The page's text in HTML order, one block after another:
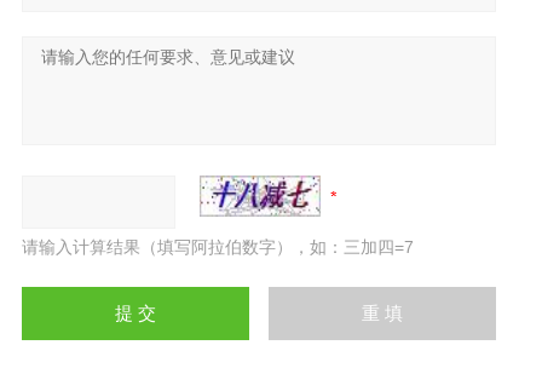
请输入计算结果（填写阿拉伯数字），如：三加四=7